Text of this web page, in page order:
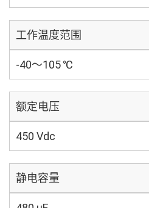
工作温度范围
-40～105 ℃
额定电压
450 Vdc
静电容量